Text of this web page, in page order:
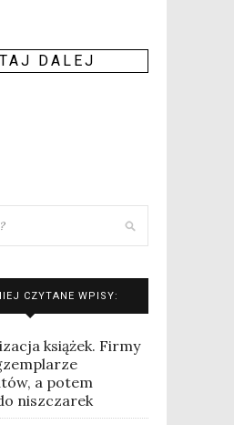
DALEJ
CZYTANE WPISY:
książek. Firmy
a potem
niszczarek